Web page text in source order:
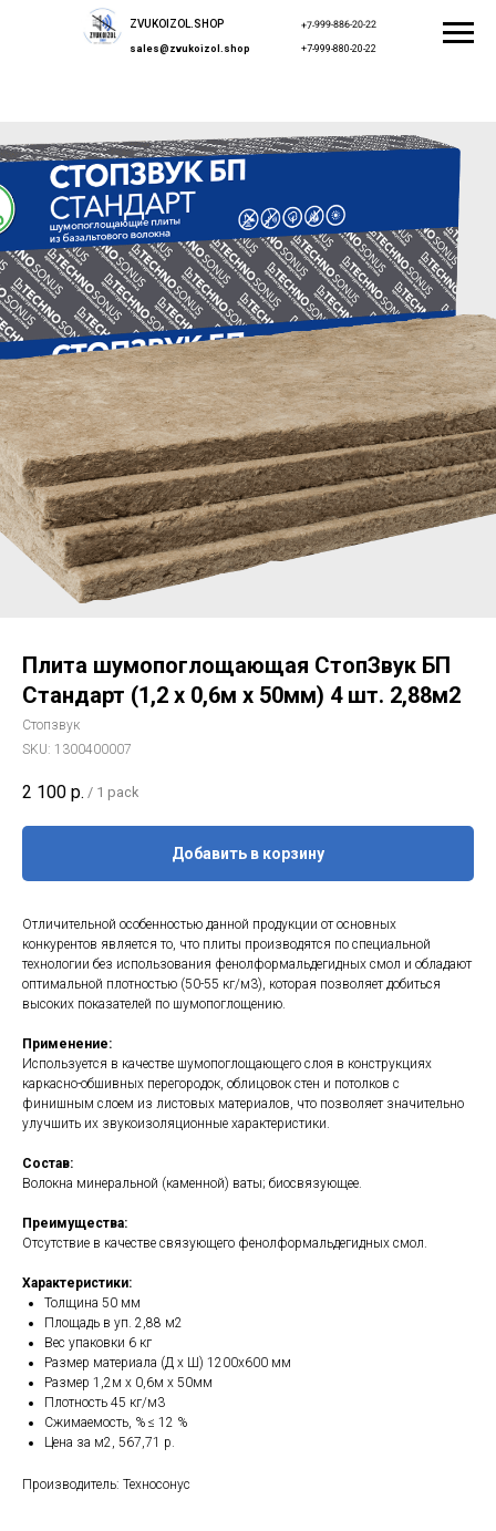
+7-999-880-20-22
+7-999-886-20-22
sales@zvukoizol.shop
ZVUKOIZOL.SHOP
Плита шумопоглощающая СтопЗвук БП
Стандарт (1,2 х 0,6м х 50мм) 4 шт. 2,88м2
Стопзвук
SKU: 1300400007
2 100 р. / 1 pack
Добавить в корзину
Отличительной особенностью данной продукции от основных
конкурентов является то, что плиты производятся по специальной
технологии без использования фенолформальдегидных смол и обладают
оптимальной плотностью (50-55 кг/м3), которая позволяет добиться
высоких показателей по шумопоглощению.
Применение:
Используется в качестве шумопоглощающего слоя в конструкциях
каркасно-обшивных перегородок, облицовок стен и потолков с
финишным слоем из листовых материалов, что позволяет значительно
улучшить их звукоизоляционные характеристики.
Состав:
Волокна минеральной (каменной) ваты; биосвязующее.
Преимущества:
Отсутствие в качестве связующего фенолформальдегидных смол.
Характеристики:
Толщина 50 мм
Площадь в уп. 2,88 м2
Вес упаковки 6 кг
Размер материала (Д х Ш) 1200х600 мм
Размер 1,2м x 0,6м x 50мм
Плотность 45 кг/м3
Сжимаемость, % ≤ 12 %
Цена за м2, 567,71 р.
Производитель: Техносонус